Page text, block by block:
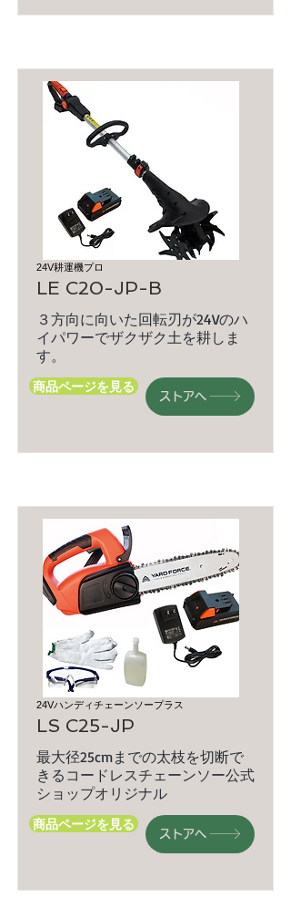
24V耕運機プロ
LE C20-JP-B
３方向に向いた回転刃が24Vのハ
イパワーでザクザク土を耕しま
す。
商品ページを見る
ストアへ
24Vハンディチェーンソープラス
LS C25-JP
最大径25cmまでの太枝を切断で
きるコードレスチェーンソー公式
ショップオリジナル
商品ページを見る
ストアへ